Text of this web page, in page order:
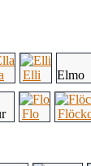
Elli Elmo
Flo